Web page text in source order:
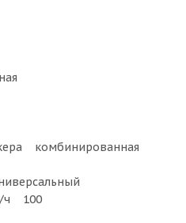
комбинированная
ч 100